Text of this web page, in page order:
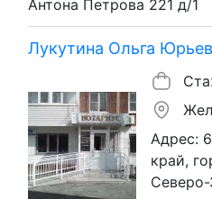
Антона Петрова 221 д/1
Лукутина Ольга
Адрес:
край,
Северо-